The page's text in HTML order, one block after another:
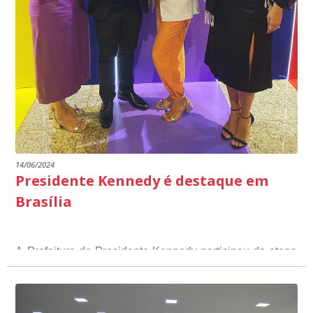
14/06/2024
Presidente Kennedy é destaque em
Brasília
A Prefeitura de Presidente Kennedy participou da etapa
nacional do 12º Prêmio Sebrae Prefeitura
Empreendedora, que visou valorizar e destacar o papel
dos gestores públicos comprometidos com o